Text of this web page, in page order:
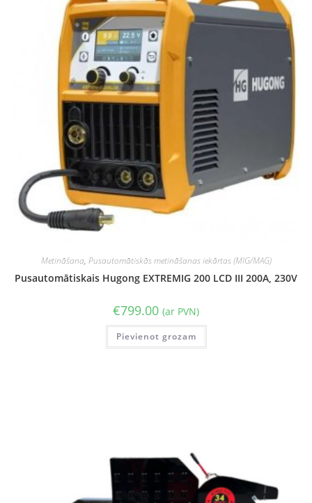
Metināšana, Pusautomātiskās metināšanas iekārtas (MIG/MAG)
Pusautomātiskais Hugong EXTREMIG 200 LCD III 200A, 230V
€799.00 (ar PVN)
Pievienot grozam